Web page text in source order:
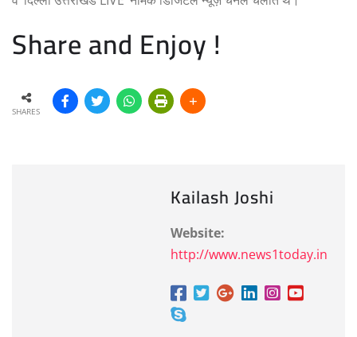
Share and Enjoy !
SHARES
Kailash Joshi
Website:
http://www.news1today.in